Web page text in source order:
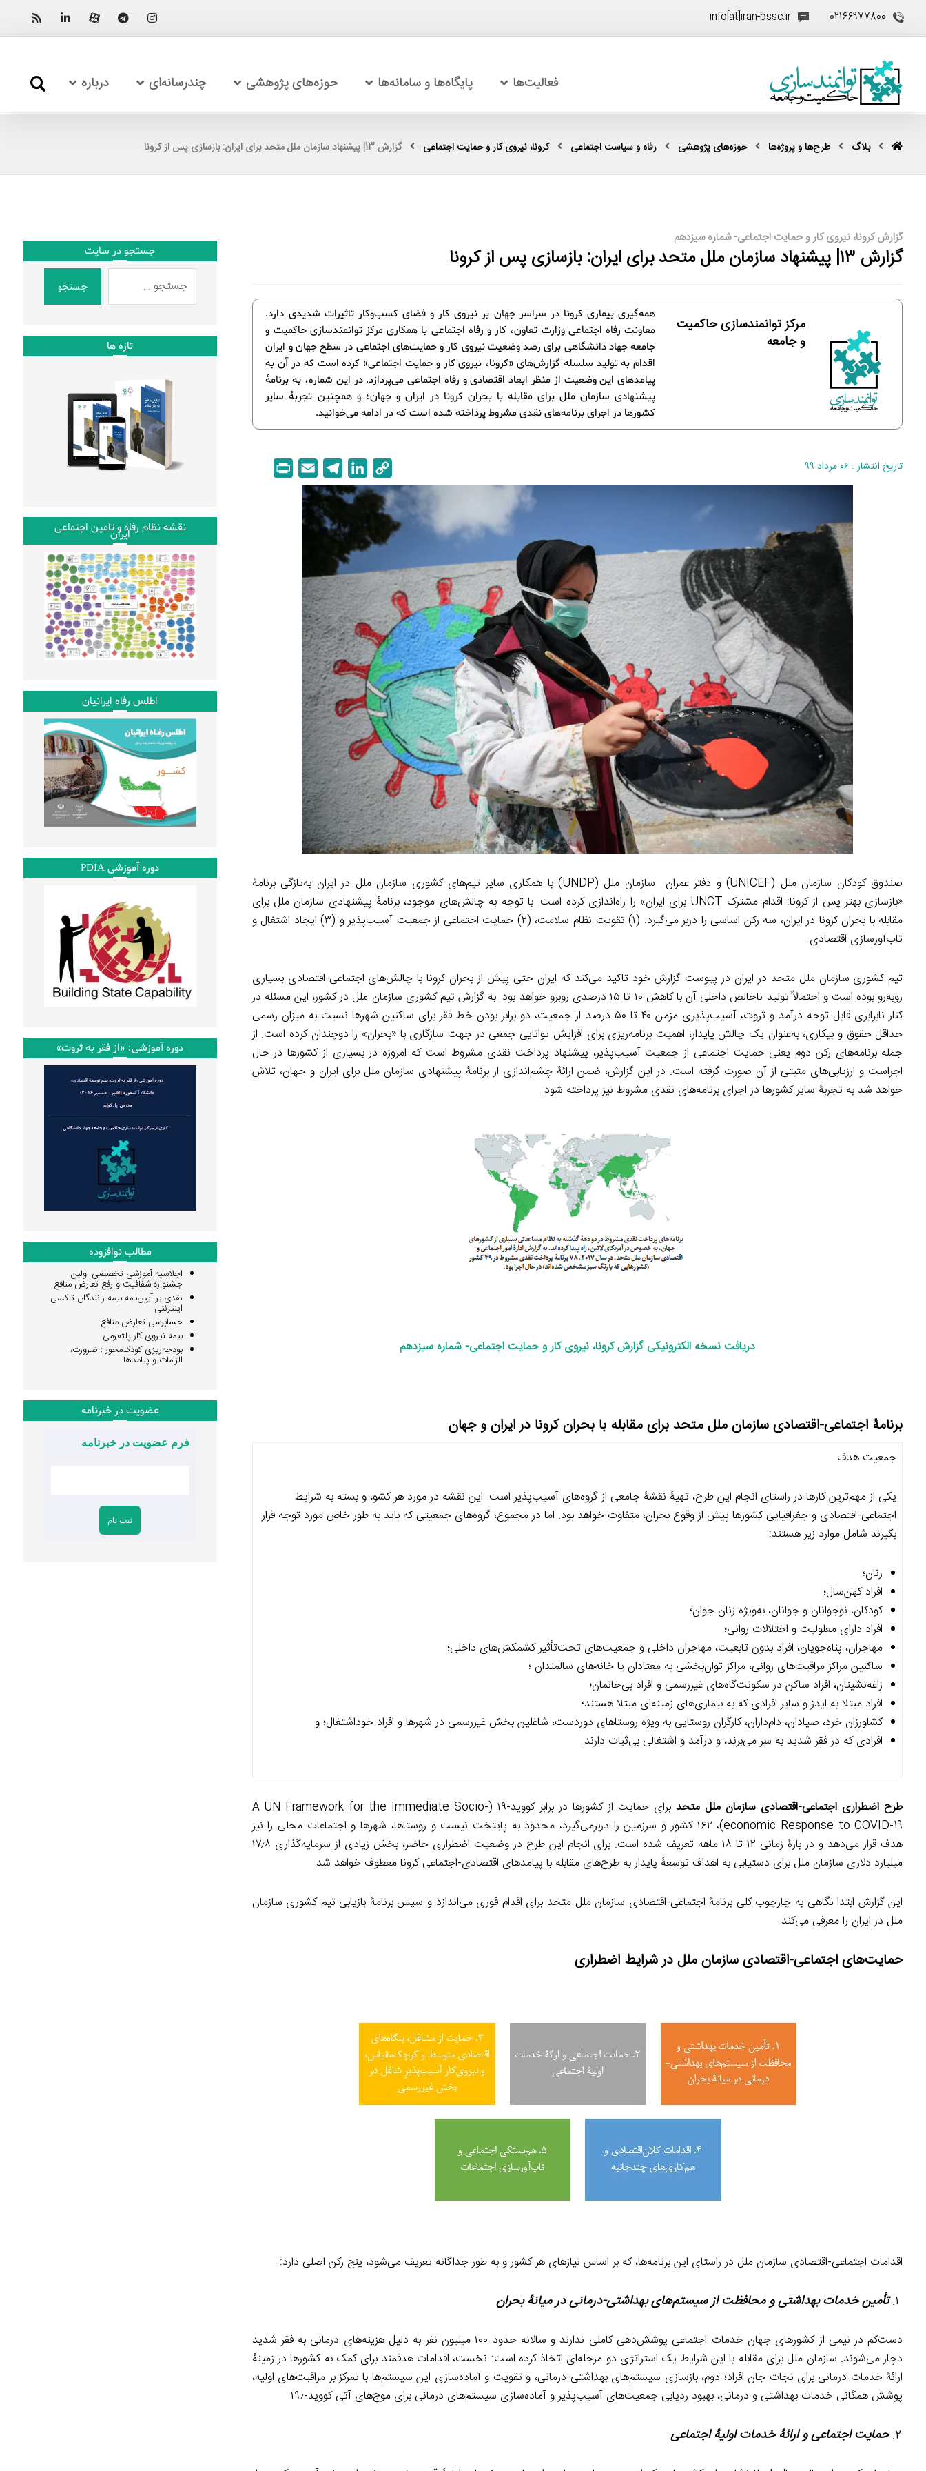
02166977800
info[at]iran-bssc.ir
فعالیت‌ها پایگاه‌ها و سامانه‌ها حوزه‌های پژوهشی چندرسانه‌ای درباره
بلاگ طرح‌ها و پروژه‌ها حوزه‌های پژوهشی رفاه و سیاست اجتماعی کرونا، نیروی کار و حمایت اجتماعی گزارش 13| پیشنهاد سازمان ملل متحد برای ایران: بازسازی پس از کرونا
گزارش کرونا، نیروی کار و حمایت اجتماعی- شماره سیزدهم
گزارش ۱۳| پیشنهاد سازمان ملل متحد برای ایران: بازسازی پس از کرونا
همه‌گیری بیماری کرونا در سراسر جهان بر نیروی کار و فضای کسب‌وکار تاثیرات شدیدی دارد.
معاونت رفاه اجتماعی وزارت تعاون، کار و رفاه اجتماعی با همکاری مرکز توانمندسازی حاکمیت و
جامعه جهاد دانشگاهی برای رصد وضعیت نیروی کار و حمایت‌های اجتماعی در سطح جهان و ایران
اقدام به تولید سلسله گزارش‌های «کرونا، نیروی کار و حمایت اجتماعی» کرده است که در آن به
پیامدهای این وضعیت از منظر ابعاد اقتصادی و رفاه اجتماعی می‌پردازد. در این شماره، به برنامۀ
پیشنهادی سازمان ملل برای مقابله با بحران کرونا در ایران و جهان؛ و همچنین تجربۀ سایر
کشورها در اجرای برنامه‌های نقدی مشروط پرداخته شده است که در ادامه می‌خوانید.
مرکز توانمندسازی حاکمیت
و جامعه
تاریخ انتشار : ۰۶ مرداد ۹۹
o
L
k
i
n
k
d
I
n
e
l
e
a
m
صندوق کودکان سازمان ملل (UNICEF) و دفتر عمران سازمان ملل (UNDP) با همکاری سایر تیم‌های کشوری سازمان ملل در ایران به‌تازگی برنامۀ
«بازسازی بهتر پس از کرونا: اقدام مشترک UNCT برای ایران» را را‌ه‌اندازی کرده ‌است. با توجه به چالش‌های موجود، برنامۀ پیشنهادی سازمان ملل برای
مقابله ‌با بحران کرونا در ایران، سه رکن اساسی را دربر می‌گیرد: (۱) تقویت نظام سلامت، (۲) حمایت اجتماعی از جمعیت آسیب‌پذیر و (۳) ایجاد اشتغال و
تاب‌آورسازی اقتصادی.
تیم کشوری سازمان ملل متحد در ایران در پیوست‌ گزارش خود تاکید می‌کند که ایران حتی پیش از بحران کرونا با چالش‌های اجتماعی-اقتصادی بسیاری
روبه‌رو بوده‌ است و احتمالاً تولید ناخالص داخلی آن با کاهش ۱۰ تا ۱۵ درصدی روبرو خواهد بود. به گزارش تیم کشوری سازمان ملل در کشور، این مسئله در
کنار نابرابری قابل توجه درآمد و ثروت، آسیب‌پذیری مزمن ۴۰ تا ۵۰ درصد از جمعیت، دو برابر بودن خط فقر برای ساکنین شهرها نسبت به میزان رسمی
حداقل حقوق و بیکاری، به‌عنوان یک چالش پایدار، اهمیت برنامه‌ریزی برای افزایش توانایی جمعی در جهت سازگاری با «بحران» را دوچندان کرده است. از
جمله برنامه‌های رکن دوم یعنی حمایت اجتماعی از جمعیت آسیب‌پذیر، پیشنهاد پرداخت نقدی مشروط است که امروزه در بسیاری از کشورها در حال
اجراست و ارزیابی‌های مثبتی از آن‌ صورت گرفته است. در این گزارش،‌ ضمن ارائۀ‌ چشم‌اندازی از برنامۀ پیشنهادی سازمان ملل برای ایران و جهان، تلاش
خواهد شد به تجربۀ سایر کشورها در اجرای برنامه‌های نقدی مشروط نیز پرداخته شود.
دریافت نسخه الکترونیکی گزارش کرونا، نیروی کار و حمایت اجتماعی- شماره سیزدهم
برنامۀ اجتماعی-اقتصادی سازمان ملل متحد برای مقابله با بحران کرونا در ایران و جهان
جمعیت هدف
یکی از مهم‌ترین کارها در راستای انجام این طرح، تهیۀ نقشۀ جامعی از گروه‌های آسیب‌پذیر است. این نقشه در مورد هر کشو، و بسته به شرایط
اجتماعی-اقتصادی و جغرافیایی کشورها پیش از وقوع بحران، متفاوت خواهد بود. اما در مجموع، گروه‌های جمعیتی که باید به طور خاص مورد توجه قرار
بگیرند شامل موارد زیر هستند:
زنان؛
افراد کهن‌سال؛
کودکان، نوجوانان و جوانان، به‌ویژه زنان جوان؛
افراد دارای معلولیت و اختلالات روانی؛
مهاجران، پناه‌جویان، افراد بدون تابعیت، مهاجران داخلی و جمعیت‌های تحت‌تأثیر کشمکش‌های داخلی؛
ساکنین مراکز مراقبت‌های روانی، مراکز توان‌بخشی به معتادان یا خانه‌های سالمندان ؛
زاغه‌نشینان، افراد ساکن در سکونت‌گاه‌های غیررسمی و افراد بی‌خانمان؛
افراد مبتلا به ایدز و سایر افرادی که به بیماری‌های زمینه‌ای مبتلا هستند؛
کشاورزان خرد، صیادان، دام‌داران، کارگران روستایی به ویژه روستاهای دوردست، شاغلین بخش غیررسمی در شهرها و افراد خوداشتغال؛ و
افرادی که در فقر شدید به سر می‌برند، و درآمد و اشتغالی بی‌ثبات دارند.
طرح اضطراری اجتماعی-اقتصادی سازمان ملل متحد
برای حمایت از کشورها در برابر کووید-۱۹ (A UN Framework for the Immediate Socio-
economic Response to COVID-19)، ۱۶۲ کشور و سرزمین را دربرمی‌گیرد، محدود به پایتخت نیست و روستاها، شهرها و اجتماعات محلی را نیز
هدف قرار می‌دهد و در بازۀ زمانی ۱۲ تا ۱۸ ماهه تعریف شده است. برای انجام این طرح در وضعیت اضطراری حاضر، بخش زیادی از سرمایه‌گذاری ۱۷٫۸
میلیارد دلاری سازمان ملل برای دستیابی به اهداف توسعۀ پایدار به طرح‌های مقابله با پیامدهای اقتصادی-اجتماعی کرونا معطوف خواهد شد.
این گزارش ابتدا نگاهی به چارچوب کلی برنامۀ اجتماعی-اقتصادی سازمان ملل متحد برای اقدام فوری می‌اندازد و سپس برنامۀ بازیابی تیم کشوری سازمان
ملل در ایران را معرفی می‌کند.
حمایت‌های اجتماعی-اقتصادی سازمان ملل در شرایط اضطراری
اقدامات اجتماعی-اقتصادی سازمان ملل در راستای این برنامه‌ها، که بر اساس نیازهای هر کشور و به طور جداگانه تعریف می‌شود، پنج رکن اصلی دارد:
تأمین خدمات بهداشتی و محافظت از سیستم‌های بهداشتی-درمانی در میانۀ بحران
دست‌کم در نیمی از کشورهای جهان خدمات اجتماعی پوشش‌دهی کاملی ندارند و سالانه حدود ۱۰۰ میلیون نفر به دلیل هزینه‌های درمانی به فقر شدید
دچار می‌شوند. سازمان ملل برای مقابله ‌با این شرایط یک استراتژی دو مرحله‌ای اتخاذ کرده است: نخست، اقدامات هدفمند برای کمک به کشورها در زمینۀ
ارائۀ خدمات درمانی برای نجات جان افراد؛ دوم، بازسازی سیستم‌های بهداشتی-درمانی، و تقویت و آماده‌سازی این سیستم‌ها با تمرکز بر مراقبت‌های اولیه،
پوشش همگانی خدمات بهداشتی و درمانی، بهبود ردیابی جمعیت‌های آسیب‌پذیر و آماده‌سازی سیستم‌های درمانی برای موج‌های آتی کووید-۱۹٫
حمایت اجتماعی و ارائۀ خدمات اولیۀ اجتماعی
جستجو در سایت
جستجو
تازه ها
نقشه نظام رفاه و تامین اجتماعی
ایران
اطلس رفاه ایرانیان
دوره آموزشی PDIA
دوره آموزشی: «از فقر به ثروت»
مطالب نوافزوده
اجلاسیه آموزشی تخصصی اولین
جشنواره شفافیت و رفع تعارض منافع
نقدی بر آیین‌نامه بیمه رانندگان تاکسی
اینترنتی
حسابرسی تعارض منافع
بیمه نیروی کار پلتفرمی
بودجه‌ریزی کودک‌محور : ضرورت،
الزامات و پیامدها
عضویت در خبرنامه
فرم عضویت در خبرنامه